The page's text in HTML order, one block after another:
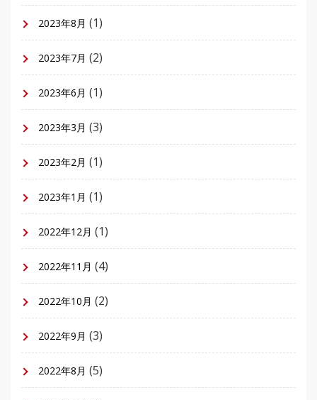
2023年8月 (1)
2023年7月 (2)
2023年6月 (1)
2023年3月 (3)
2023年2月 (1)
2023年1月 (1)
2022年12月 (1)
2022年11月 (4)
2022年10月 (2)
2022年9月 (3)
2022年8月 (5)